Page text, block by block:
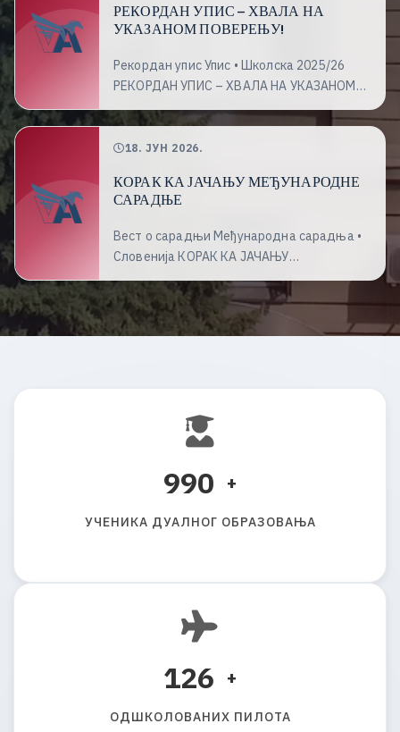
РЕКОРДАН УПИС – ХВАЛА НА
УКАЗАНОМ ПОВЕРЕЊУ!
Рекордан упис Упис • Школска 2025/26
РЕКОРДАН УПИС – ХВАЛА НА УКАЗАНОМ
ПОВЕРЕЊУ!
18. ЈУН 2026.
КОРАК КА ЈАЧАЊУ МЕЂУНАРОДНЕ
САРАДЊЕ
Вест о сарадњи Међународна сарадња •
Словенија КОРАК КА ЈАЧАЊУ
МЕЂУНАРОДНЕ САРАДЊЕ
Словенија
Међународна сарадња
Ваздухопловство Наша устан...
1000 +
УЧЕНИКА ДУАЛНОГ ОБРАЗОВАЊА
130 +
ОДШКОЛОВАНИХ ПИЛОТА